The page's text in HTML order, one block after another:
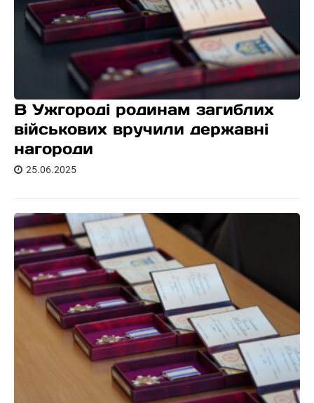
В Ужгороді родинам загиблих
військових вручили державні
нагороди
25.06.2025